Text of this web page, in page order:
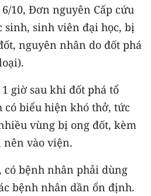
10, Đơn nguyên Cấp cứu
sinh, sinh viên đại học, bị
nguyên nhân do đốt phá
giờ sau khi đốt phá tổ
có biểu hiện khó thở, tức
vùng bị ong đốt, kèm
nên vào viện.
có bệnh nhân phải dùng
bệnh nhân dần ổn định.